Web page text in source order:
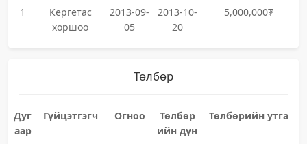
1
Кергетас
хоршоо
2013-09-
05
2013-10-
20
5,000,000₮
Төлбөр
Дуг
аар
Гүйцэтгэгч Огноо
Төлбөр
ийн дүн
Төлбөрийн утга